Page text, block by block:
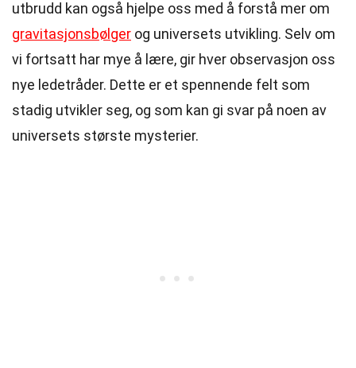
utbrudd kan også hjelpe oss med å forstå mer om
gravitasjonsbølger og universets utvikling. Selv om
vi fortsatt har mye å lære, gir hver observasjon oss
nye ledetråder. Dette er et spennende felt som
stadig utvikler seg, og som kan gi svar på noen av
universets største mysterier.